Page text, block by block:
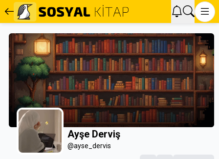
Ayşe Derviş
@ayse_dervis